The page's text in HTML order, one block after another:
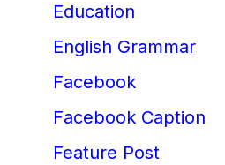
Education
English Grammar
Facebook
Facebook Caption
Feature Post